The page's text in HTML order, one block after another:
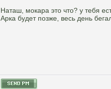
Наташ, мокара это что? у тебя
Арка будет позже, весь день